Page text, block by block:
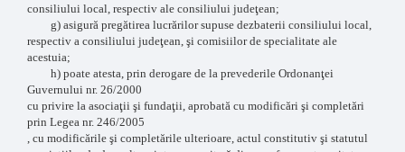
consiliului local, respectiv ale consiliului judeţean;
g) asigură pregătirea lucrărilor supuse dezbaterii consiliului local,
respectiv a consiliului judeţean, şi comisiilor de specialitate ale
acestuia;
h) poate atesta, prin derogare de la prevederile Ordonanţei
Guvernului nr. 26/2000
cu privire la asociaţii şi fundaţii, aprobată cu modificări şi completări
prin Legea nr. 246/2005
, cu modificările şi completările ulterioare, actul constitutiv şi statutul